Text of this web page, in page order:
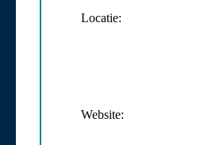
Locatie:
Website: